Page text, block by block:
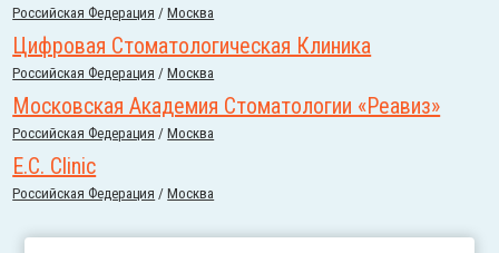
Российcкая Федерация /Москва
Цифровая Стоматологическая Клиника
Российcкая Федерация /Москва
Московская Академия Стоматологии «Реавиз»
Российcкая Федерация /Москва
E.C. Clinic
Российcкая Федерация /Москва